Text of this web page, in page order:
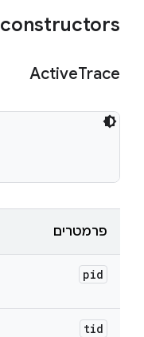
‫constructors ציבוריים
ActiveTrace
פרמטרים
pid
tid